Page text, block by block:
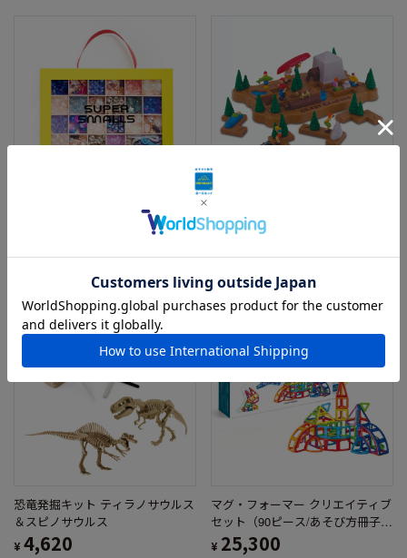
ビーズ・ライブラリー ムーンライ
¥ 7,480
クレイジー・キャンプ・パズル
3,300
恐竜発掘キット ティラノサウルス
＆スピノサウルス
¥ 4,620
マグ・フォーマー クリエイティブ
セット（90ピース/あそび方冊子付
き）
¥ 25,300